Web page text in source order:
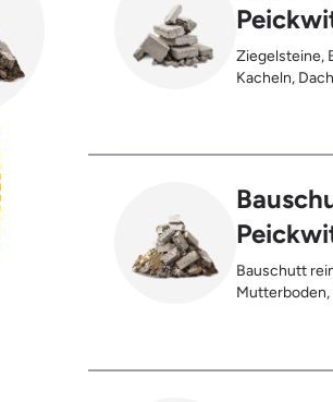
Ziegelsteine,
Kacheln,
Bauschutt
Mutterboden,